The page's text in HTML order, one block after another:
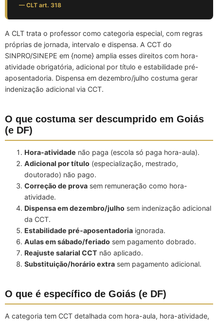
— CLT art. 318
A CLT trata o professor como categoria especial, com regras
próprias de jornada, intervalo e dispensa. A CCT do
SINPRO/SINEPE em {nome} amplia esses direitos com hora-
atividade obrigatória, adicional por título e estabilidade pré-
aposentadoria. Dispensa em dezembro/julho costuma gerar
indenização adicional via CCT.
O que costuma ser descumprido em Goiás
(e DF)
Hora-atividade não paga (escola só paga hora-aula).
Adicional por título (especialização, mestrado,
doutorado) não pago.
Correção de prova sem remuneração como hora-
atividade.
Dispensa em dezembro/julho sem indenização adicional
da CCT.
Estabilidade pré-aposentadoria ignorada.
Aulas em sábado/feriado sem pagamento dobrado.
Reajuste salarial CCT não aplicado.
Substituição/horário extra sem pagamento adicional.
O que é específico de Goiás (e DF)
A categoria tem CCT detalhada com hora-aula, hora-atividade,